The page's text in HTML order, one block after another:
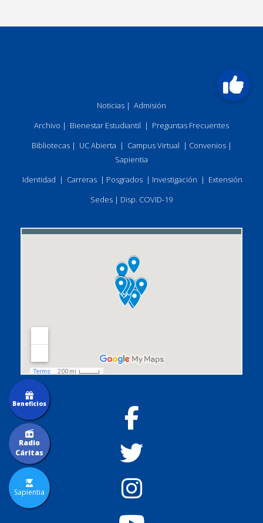
Noticias | Admisión
Archivo | Bienestar Estudiantil | Preguntas Frecuentes
Bibliotecas| UC Abierta | Campus Virtual | Convenios|
Sapientia
Identidad | Carreras | Posgrados | Investigación | Extensión
Sedes | Disp. COVID-19
Sapientia
Radio
Cáritas
Beneficios